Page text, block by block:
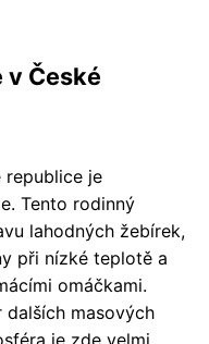
v České
republice je
Tento rodinný
lahodných žebírek,
při nízké teplotě a
omáčkami.
masových
je zde velmi